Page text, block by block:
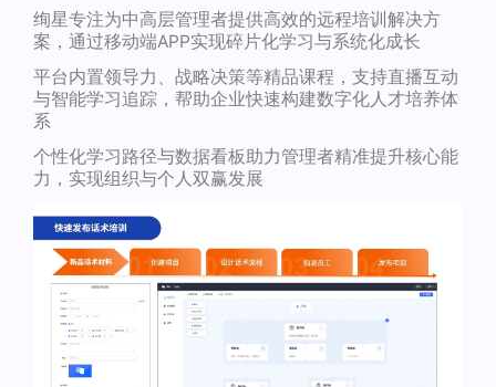
绚星专注为中高层管理者提供高效的远程培训解决方
案，通过移动端APP实现碎片化学习与系统化成长
平台内置领导力、战略决策等精品课程，支持直播互动
与智能学习追踪，帮助企业快速构建数字化人才培养体
系
个性化学习路径与数据看板助力管理者精准提升核心能
力，实现组织与个人双赢发展